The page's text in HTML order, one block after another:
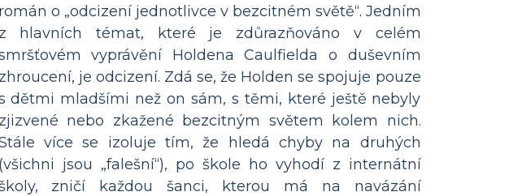
román o „odcizení jednotlivce v bezcitném světě“. Jedním
z hlavních témat, které je zdůrazňováno v celém
vyprávění Holdena Caulfielda o duševním
zhroucení, je odcizení. Zdá se, že Holden se spojuje pouze
dětmi mladšími než on sám, s těmi, které ještě nebyly
zjizvené nebo zkažené bezcitným světem kolem nich.
více se izoluje tím, že hledá chyby na druhých
(všichni jsou „falešní“), po škole ho vyhodí z internátní
zničí každou šanci, kterou má na navázání